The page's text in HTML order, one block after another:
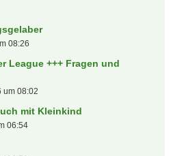
08:26
League +++ Fragen und